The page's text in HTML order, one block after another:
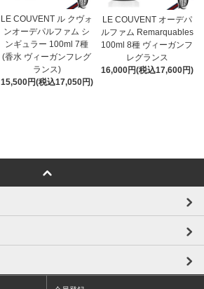
LE COUVENT ル クヴォ
ンオーデパルファム シ
ンギュラー 100ml 7種
(香水 ヴィーガンフレグ
ランス)
15,500円(税込17,050円)
LE COUVENT オーデパ
ルファム Remarquables
100ml 8種 ヴィーガンフ
レグランス
16,000円(税込17,600円)